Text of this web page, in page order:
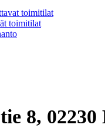
toimitilat
toimitilat
8, 02230